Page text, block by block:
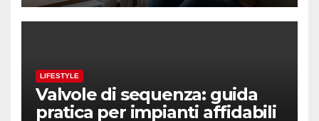
LIFESTYLE
Valvole di sequenza: guida
pratica per impianti affidabili